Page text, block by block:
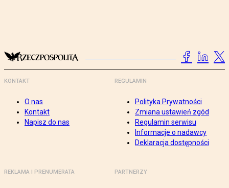
KONTAKT
O nas
Kontakt
Napisz do nas
REGULAMIN
Polityka Prywatności
Zmiana ustawień zgód
Regulamin serwisu
Informacje o nadawcy
Deklaracja dostępności
REKLAMA I PRENUMERATA PARTNERZY